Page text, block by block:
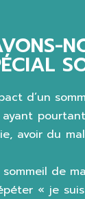
d’un
avoir du
de
« je